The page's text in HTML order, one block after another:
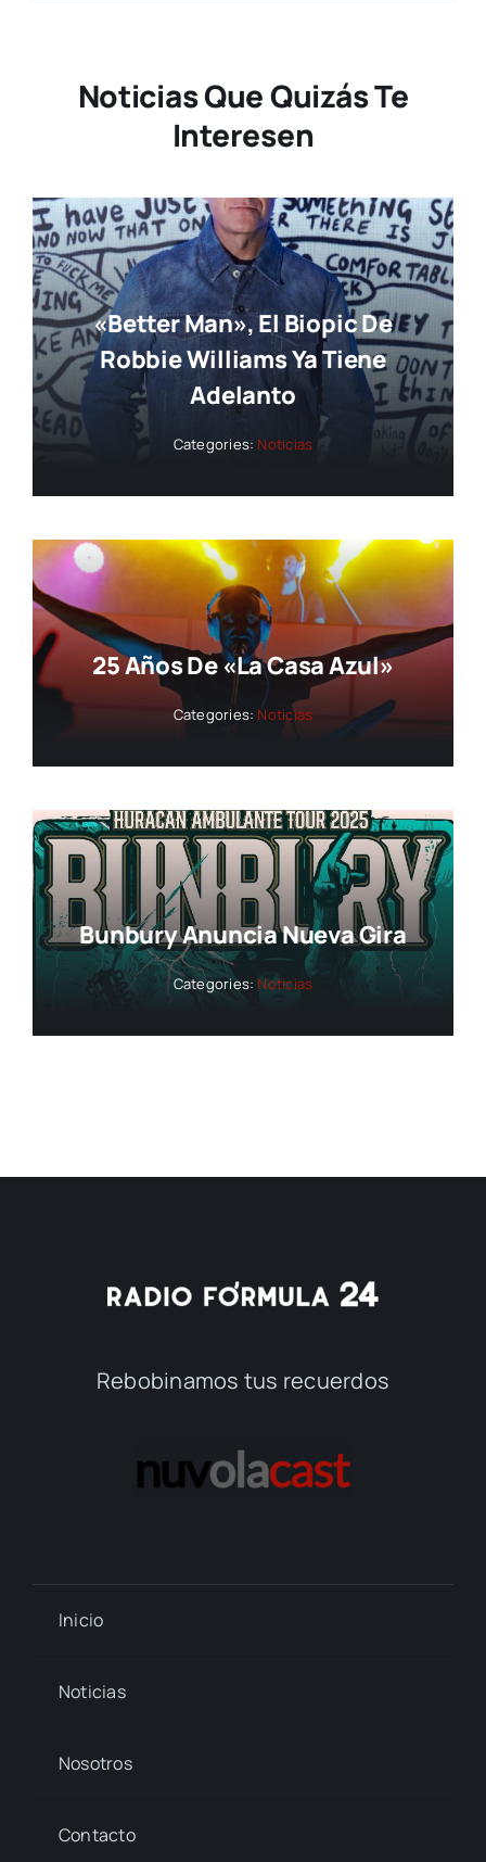
Noticias Que Quizás Te
Interesen
«Better Man», El Biopic De
Robbie Williams Ya Tiene
Adelanto
Categories: Noticias
25 Años De «La Casa Azul»
Categories: Noticias
Bunbury Anuncia Nueva Gira
Categories: Noticias
Rebobinamos tus recuerdos
Inicio
Noticias
Nosotros
Contacto